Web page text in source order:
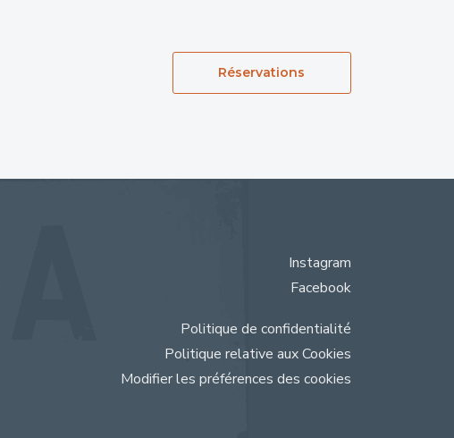
Réservations
Instagram
Facebook
Politique de confidentialité
Politique relative aux Cookies
Modifier les préférences des cookies